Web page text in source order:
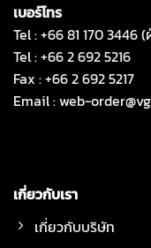
เบอร์โทร
Tel : +66 81 170 3446
Tel : +66 2 692 5216
Fax : +66 2 692 5217
Email :web-
เกี่ยวกับเรา
เกี่ยวกับบริษัท